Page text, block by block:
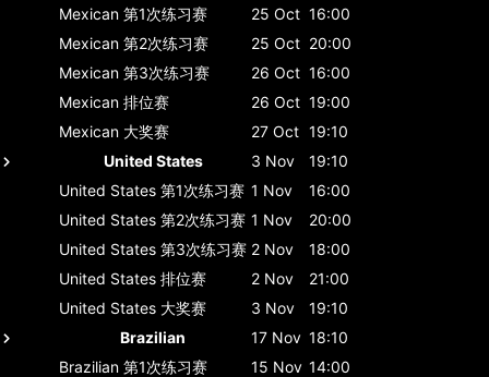
Mexican 第1次练习赛 25 Oct 16:00
Mexican 第2次练习赛 25 Oct 20:00
Mexican 第3次练习赛 26 Oct 16:00
Mexican 排位赛 26 Oct 19:00
Mexican 大奖赛 27 Oct 19:10
United States
3 Nov
19:10
United States 第1次练习赛 1 Nov
16:00
United States 第2次练习赛 1 Nov
20:00
United States 第3次练习赛 2 Nov
18:00
United States 排位赛 2 Nov
21:00
United States 大奖赛 3 Nov
19:10
Brazilian
17 Nov 18:10
Brazilian 第1次练习赛 15 Nov 14:00